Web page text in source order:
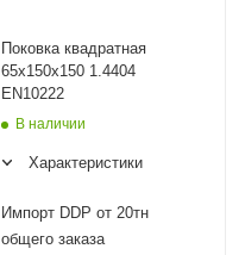
Поковка квадратная
65х150х150 1.4404
EN10222
В наличии
Характеристики
Импорт DDP от 20тн
общего заказа